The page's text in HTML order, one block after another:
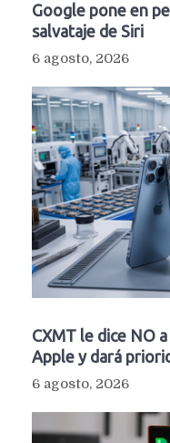
Google pone en
salvataje de Siri
6 agosto, 2026
CXMT le dice NO
Apple y dará
6 agosto, 2026